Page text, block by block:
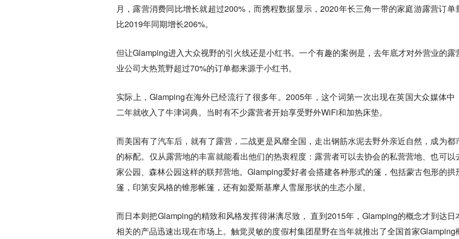
月，露营消费同比增长就超过200%，而携程数据显示，2020年长三角一带的家庭游露营订单
比2019年同期增长206%。
但让Glamping进入大众视野的引火线还是小红书。一个有趣的案例是，去年底才对外营业的露
业公司大热荒野超过70%的订单都来源于小红书。
实际上，Glamping在海外已经流行了很多年。2005年，这个词第一次出现在英国大众媒体中
二年就收入了牛津词典。当时有不少露营者开始享受野外WiFi和加热床垫。
而美国有了汽车后，就有了露营，二战更是风靡全国，走出钢筋水泥去野外亲近自然，成为都
的标配。仅从露营地的丰富就能看出他们的热衷程度：露营者可以去协会的私营营地、也可以
家公园、森林公园这样的联邦营地。Glamping爱好者会搭建各种形式的篷，包括蒙古包形的拱
篷，印第安风格的锥形帐篷，还有如爱斯基摩人雪屋形状的生态小屋。
而日本则把Glamping的精致和风格发挥得淋漓尽致， 直到2015年，Glamping的概念才到达日
相关的产品迅速出现在市场上。触觉灵敏的度假村集团星野在当年就推出了全国首家Glamping